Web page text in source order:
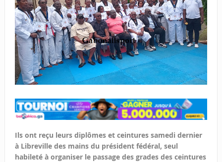
Ils ont reçu leurs diplômes et ceintures samedi dernier
à Libreville des mains du président fédéral, seul
habileté à organiser le passage des grades des ceintures